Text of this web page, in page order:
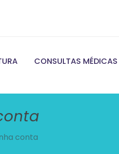
CONSULTAS MÉDICAS
conta